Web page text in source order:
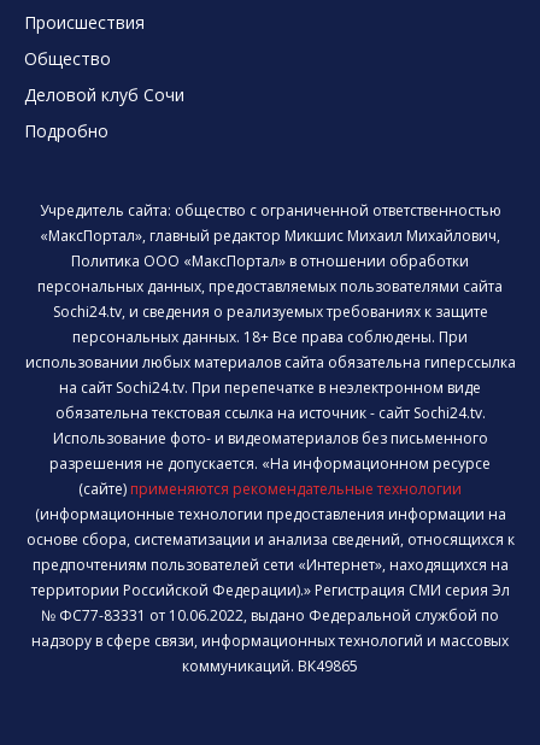
Происшествия
Общество
Деловой клуб Сочи
Подробно
Учредитель сайта: общество с ограниченной ответственностью
«МаксПортал», главный редактор Микшис Михаил Михайлович,
Политика ООО «МаксПортал» в отношении обработки
персональных данных, предоставляемых пользователями сайта
Sochi24.tv, и сведения о реализуемых требованиях к защите
персональных данных. 18+ Все права соблюдены. При
использовании любых материалов сайта обязательна гиперссылка
на сайт Sochi24.tv. При перепечатке в неэлектронном виде
обязательна текстовая ссылка на источник - сайт Sochi24.tv.
Использование фото- и видеоматериалов без письменного
разрешения не допускается. «На информационном ресурсе
(сайте) применяются рекомендательные технологии
(информационные технологии предоставления информации на
основе сбора, систематизации и анализа сведений, относящихся к
предпочтениям пользователей сети «Интернет», находящихся на
территории Российской Федерации).» Регистрация СМИ серия Эл
№ ФС77-83331 от 10.06.2022, выдано Федеральной службой по
надзору в сфере связи, информационных технологий и массовых
коммуникаций. ВК49865